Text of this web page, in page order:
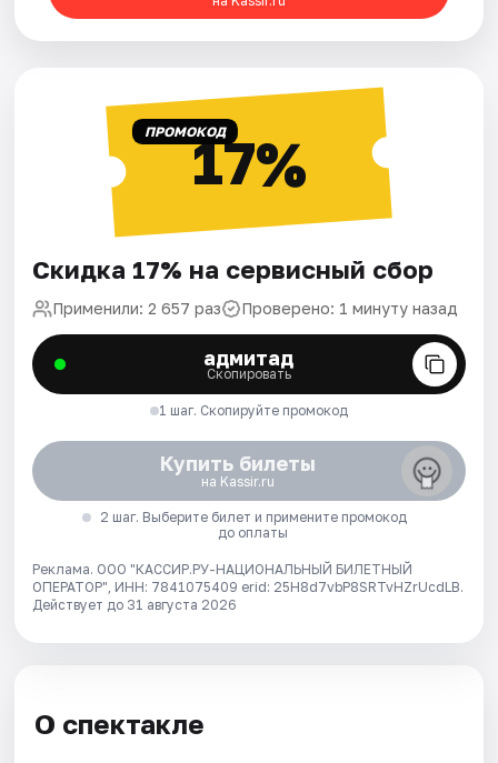
ПРОМОКОД17%
Скидка 17% на сервисный сбор
Применили: 2 657 раз Проверено: 1 минуту назад
адмитад
Скопировать
1 шаг. Скопируйте промокод
Купить билеты
на Kassir.ru
2 шаг. Выберите билет и примените промокод
до оплаты
Реклама. ООО "КАССИР.РУ-НАЦИОНАЛЬНЫЙ БИЛЕТНЫЙ
ОПЕРАТОР", ИНН: 7841075409 erid: 25H8d7vbP8SRTvHZrUcdLB.
Действует до 31 августа 2026
О спектакле